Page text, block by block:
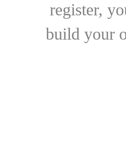
register,
build your